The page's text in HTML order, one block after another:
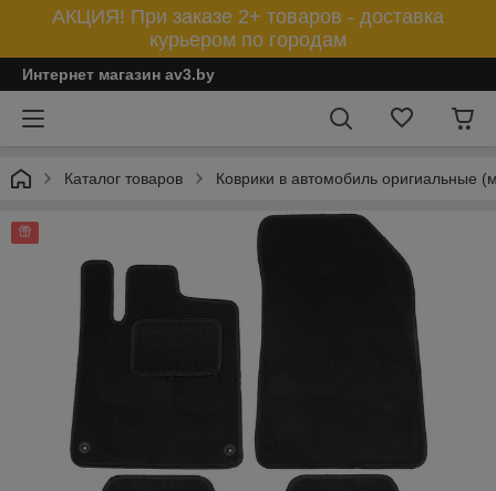
АКЦИЯ! При заказе 2+ товаров - доставка
курьером по городам
Интернет магазин av3.by
Каталог товаров Коврики в автомобиль оригиальные